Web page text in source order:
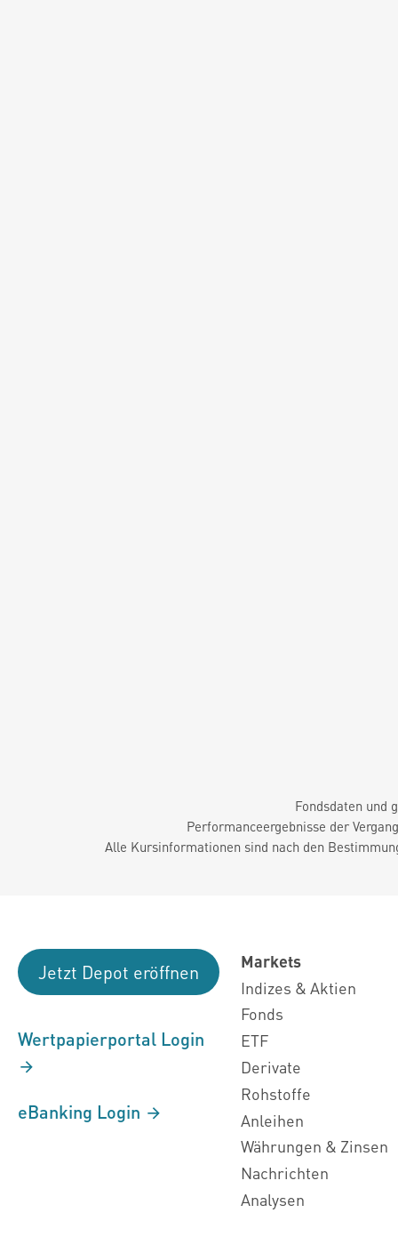
Fondsdaten und
Performanceergebnisse der
Alle Kursinformationen sind nach den
Jetzt Depot eröffnen
Wertpapierportal Login
eBanking Login
Markets
Indizes & Aktien
Fonds
ETF
Derivate
Rohstoffe
Anleihen
Währungen & Zinsen
Nachrichten
Analysen